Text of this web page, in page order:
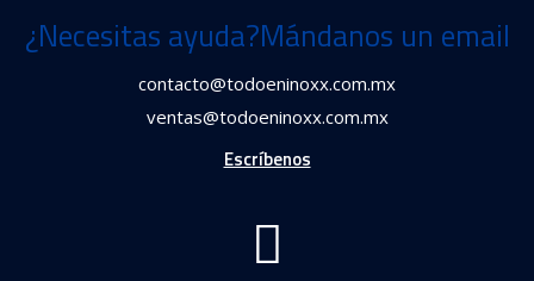
¿Necesitas ayuda?Mándanos un email
contacto@todoeninoxx.com.mx
ventas@todoeninoxx.com.mx
Escríbenos